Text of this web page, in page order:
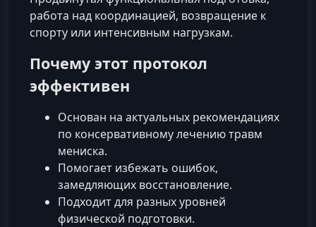
работа над координацией, возвращение к
спорту или интенсивным нагрузкам.
Почему этот протокол
эффективен
Основан на актуальных рекомендациях
по консервативному лечению травм
мениска.
Помогает избежать ошибок,
замедляющих восстановление.
Подходит для разных уровней
физической подготовки.